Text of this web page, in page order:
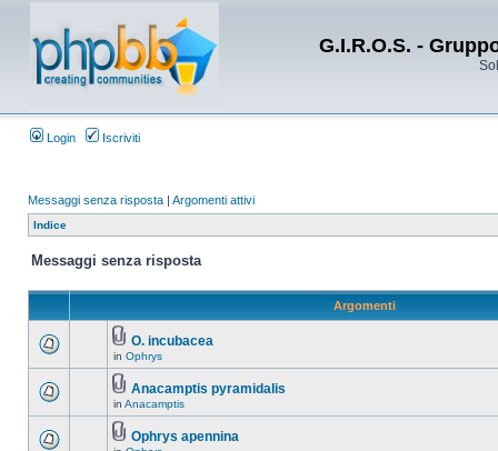
G.I.R.O.S. -
Login Iscriviti
Messaggi senza risposta | Argomenti attivi
Indice
Messaggi senza risposta
Argomenti
O. incubacea
in Ophrys
Anacamptis pyramidalis
in Anacamptis
Ophrys apennina